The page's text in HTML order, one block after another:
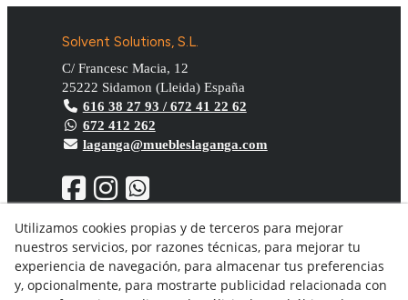
Solvent Solutions, S.L.
C/ Francesc Macia, 12
25222 Sidamon (Lleida) España
616 38 27 93 / 672 41 22 62
672 412 262
laganga@muebleslaganga.com
Aviso Legal
Política de privacidad
Política Cookies
Utilizamos cookies propias y de terceros para mejorar
nuestros servicios, por razones técnicas, para mejorar tu
experiencia de navegación, para almacenar tus preferencias
y, opcionalmente, para mostrarte publicidad relacionada con